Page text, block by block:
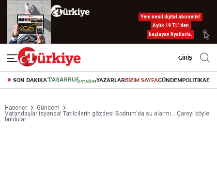
Yeni nesil dijital abonelik!
Aylık 19 TL’ den
başlayan fiyatlarla.
GİRİŞ
SON DAKİKA YAZARLARBİZİM SAYFAGÜNDEMPOLİTİKA
Haberler
Gündem
Vatandaşlar isyanda! Tatilcilerin gözdesi Bodrum'da su alarmı... Çareyi böyle
buldular